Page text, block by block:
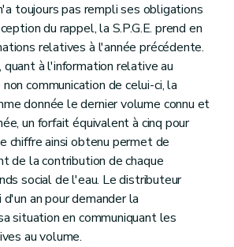
toujours pas rempli ses obligations
du rappel, la S.P.G.E. prend en
relatives à l'année précédente.
à l'information relative au
communication de celui-ci, la
donnée le dernier volume connu et
un forfait équivalent à cinq pour
chiffre ainsi obtenu permet de
de la contribution de chaque
social de l'eau. Le distributeur
an pour demander la
situation en communiquant les
au volume.